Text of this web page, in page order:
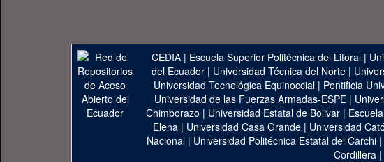
CEDIA | Escuela Superior Politécnica del Litoral |
del Ecuador| Universidad Técnica del Norte|
Universidad Tecnológica Equinoccial| Pontificia
Universidad de las Fuerzas Armadas-ESPE |
Chimborazo | Universidad Estatal de Bolivar|
Elena | Universidad Casa Grande | Universidad
Nacional | Universidad Politécnica Estatal del Carchi |
Cordillera|